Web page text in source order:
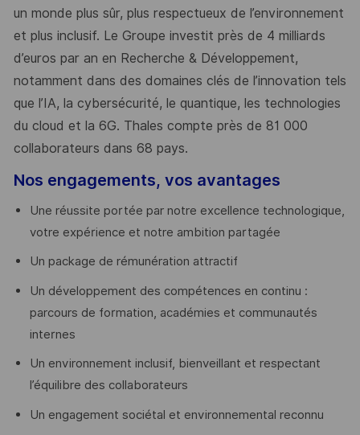
un monde plus sûr, plus respectueux de l’environnement
et plus inclusif. Le Groupe investit près de 4 milliards
d’euros par an en Recherche & Développement,
notamment dans des domaines clés de l’innovation tels
que l’IA, la cybersécurité, le quantique, les technologies
du cloud et la 6G. Thales compte près de 81 000
collaborateurs dans 68 pays.
Nos engagements, vos avantages
Une réussite portée par notre excellence technologique,
votre expérience et notre ambition partagée
Un package de rémunération attractif
Un développement des compétences en continu :
parcours de formation, académies et communautés
internes
Un environnement inclusif, bienveillant et respectant
l’équilibre des collaborateurs
Un engagement sociétal et environnemental reconnu